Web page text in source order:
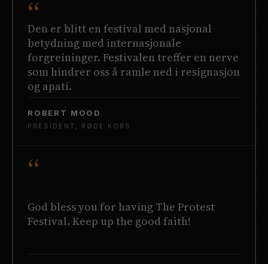
“
Den er blitt en festival med nasjonal
betydning med internasjonale
forgreininger. Festivalen treffer en nerve
som hindrer oss å ramle ned i resignasjon
og apati.
ROBERT MOOD
PRESIDENT, RØDE KORS
“
God bless you for having The Protest
Festival. Keep up the good faith!